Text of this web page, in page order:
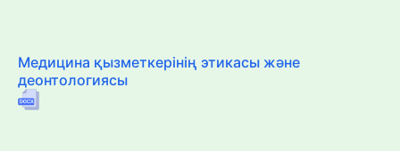
Медицина қызметкерінің этикасы және
деонтологиясы